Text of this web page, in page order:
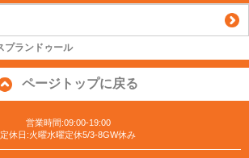
プランドゥール
ページトップに戻る
営業時間:09:00-19:00
定休日:火曜水曜定休5/3-8GW休み